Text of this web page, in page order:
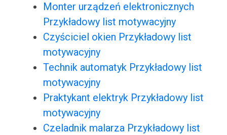
Monter urządzeń elektronicznych
Przykładowy list motywacyjny
Czyściciel okien Przykładowy list
motywacyjny
Technik automatyk Przykładowy list
motywacyjny
Praktykant elektryk Przykładowy list
motywacyjny
Czeladnik malarza Przykładowy list